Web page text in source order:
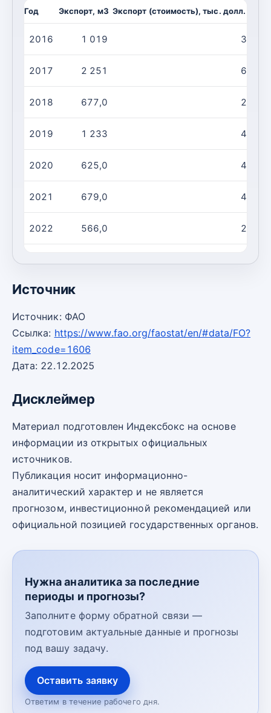
Год Экспорт, м3 Экспорт (стоимость), тыс. долл. США
2016 1 019 355,0
2017 2 251 668,0
2018 677,0 286,0
2019 1 233 438,0
2020 625,0 488,0
2021 679,0 406,0
2022 566,0 285,0
128,0
Источник
Источник: ФАО
Ссылка: https://www.fao.org/faostat/en/#data/FO?
item_code=1606
Дата: 22.12.2025
Дисклеймер
Материал подготовлен Индексбокс на основе
информации из открытых официальных
источников.
Публикация носит информационно-
аналитический характер и не является
прогнозом, инвестиционной рекомендацией или
официальной позицией государственных органов.
Нужна аналитика за последние
периоды и прогнозы?
Заполните форму обратной связи —
подготовим актуальные данные и прогнозы
под вашу задачу.
Оставить заявку
Ответим в течение рабочего дня.